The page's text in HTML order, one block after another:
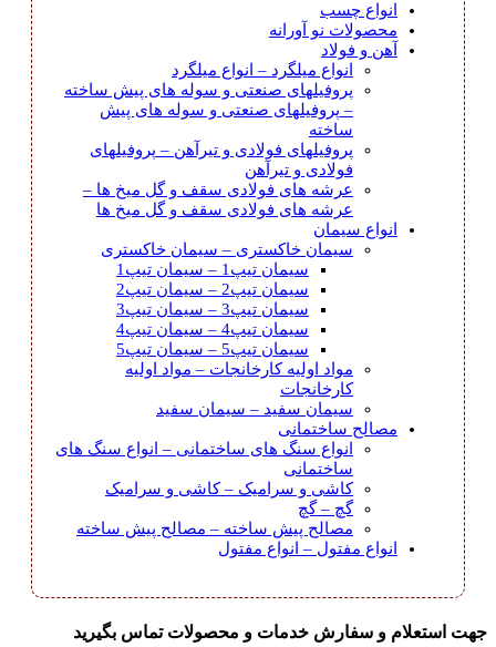
انواع چسب
محصولات نو آورانه
آهن و فولاد
انواع میلگرد – انواع میلگرد
پروفیلهای صنعتی و سوله های پیش ساخته
– پروفیلهای صنعتی و سوله های پیش
ساخته
پروفیلهای فولادی و تیرآهن – پروفیلهای
فولادی و تیرآهن
عرشه های فولادی سقف و گل میخ ها –
عرشه های فولادی سقف و گل میخ ها
انواع سیمان
سیمان خاکستری – سیمان خاکستری
سیمان تیپ1
– سیمان تیپ1
سیمان تیپ2
– سیمان تیپ2
سیمان تیپ3
– سیمان تیپ3
سیمان تیپ4
– سیمان تیپ4
سیمان تیپ5
– سیمان تیپ5
مواد اولیه کارخانجات – مواد اولیه
کارخانجات
سیمان سفید – سیمان سفید
مصالح ساختمانی
انواع سنگ های ساختمانی – انواع سنگ های
ساختمانی
کاشی و سرامیک –کاشی و سرامیک
گچ –گچ
مصالح پیش ساخته – مصالح پیش ساخته
انواع مفتول – انواع مفتول
جهت استعلام و سفارش خدمات و محصولات تماس بگیرید